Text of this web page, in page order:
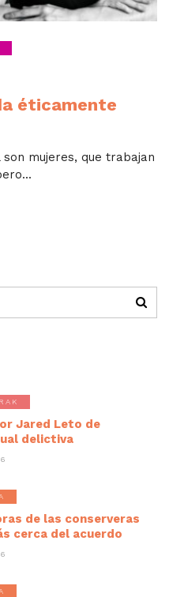
éticamente
mujeres, que trabajan
Jared Leto de
delictiva
de las conserveras
cerca del acuerdo